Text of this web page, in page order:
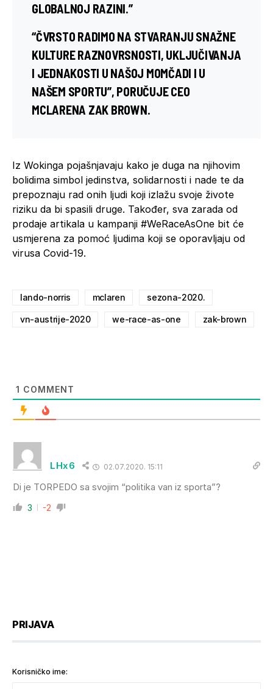
GLOBALNOJ RAZINI.”
“ČVRSTO RADIMO NA STVARANJU SNAŽNE
KULTURE RAZNOVRSNOSTI, UKLJUČIVANJA
I JEDNAKOSTI U NAŠOJ MOMČADI I U
NAŠEM SPORTU”, PORUČUJE CEO
MCLARENA ZAK BROWN.
Iz Wokinga pojašnjavaju kako je duga na njihovim
bolidima simbol jedinstva, solidarnosti i nade te da
prepoznaju rad onih ljudi koji izlažu svoje živote
riziku da bi spasili druge. Također, sva zarada od
prodaje artikala u kampanji #WeRaceAsOne bit će
usmjerena za pomoć ljudima koji se oporavljaju od
virusa Covid-19.
lando-norris mclaren sezona-2020.
vn-austrije-2020 we-race-as-one zak-brown
1 COMMENT
LHx6 02.07.2020. 15:11
Di je TORPEDO sa svojim “politika van iz sporta”?
3 -2
PRIJAVA
Korisničko ime: